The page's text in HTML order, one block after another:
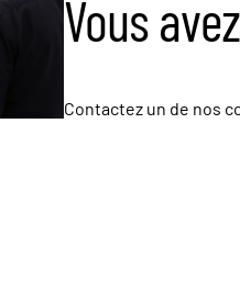
Vous
Contactez un de nos